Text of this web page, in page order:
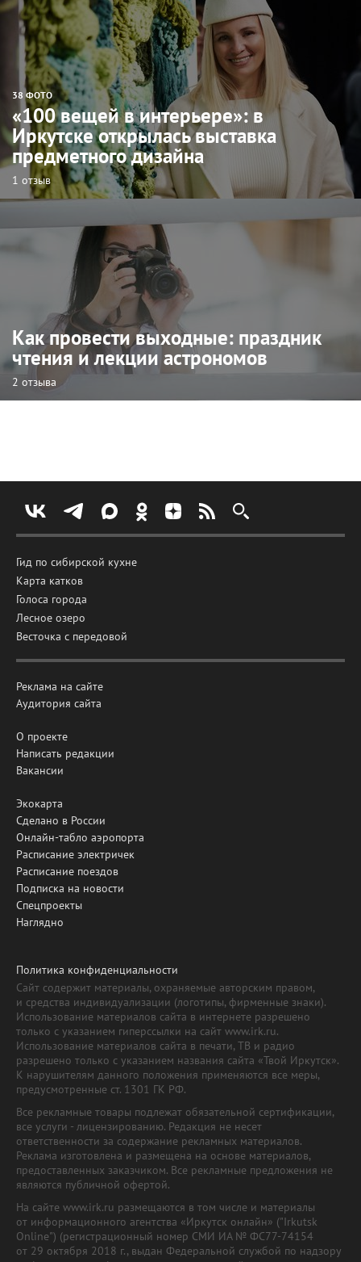
38 ФОТО
«100 вещей в интерьере»: в
Иркутске открылась выставка
предметного дизайна
1 отзыв
Как провести выходные: праздник
чтения и лекции астрономов
2 отзыва
Гид по сибирской кухне
Карта катков
Голоса города
Лесное озеро
Весточка с передовой
Реклама на сайте
Аудитория сайта
О проекте
Написать редакции
Вакансии
Экокарта
Сделано в России
Онлайн-табло аэропорта
Расписание электричек
Расписание поездов
Подписка на новости
Спецпроекты
Наглядно
Политика конфиденциальности
Сайт содержит материалы, охраняемые авторским правом,
и средства индивидуализации (логотипы, фирменные знаки).
Использование материалов сайта в интернете разрешено
только с указанием гиперссылки на сайт www.irk.ru.
Использование материалов сайта в печати, ТВ и радио
разрешено только с указанием названия сайта «Твой Иркутск».
К нарушителям данного положения применяются все меры,
предусмотренные ст. 1301 ГК РФ.
Все рекламные товары подлежат обязательной сертификации,
все услуги - лицензированию. Редакция не несет
ответственности за содержание рекламных материалов.
Реклама изготовлена и размещена на основе материалов,
предоставленных заказчиком. Все рекламные предложения не
являются публичной офертой.
На сайте www.irk.ru размещаются в том числе и материалы
от информационного агентства «Иркутск онлайн» ("Irkutsk
Online") (регистрационный номер СМИ ИА № ФС77-74154
от 29 октября 2018 г., выдан Федеральной службой по надзору